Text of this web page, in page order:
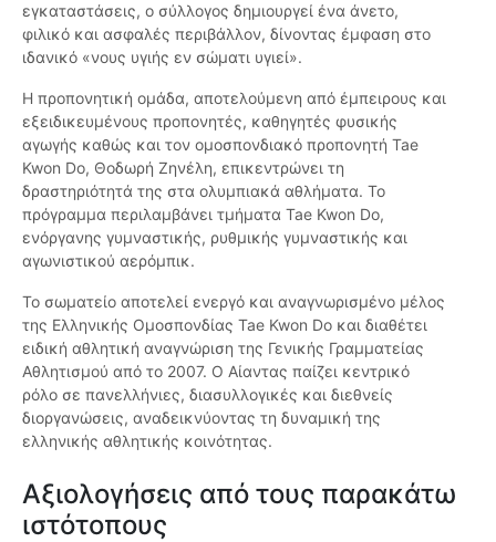
εγκαταστάσεις, ο σύλλογος δημιουργεί ένα άνετο,
φιλικό και ασφαλές περιβάλλον, δίνοντας έμφαση στο
ιδανικό «νους υγιής εν σώματι υγιεί».
Η προπονητική ομάδα, αποτελούμενη από έμπειρους και
εξειδικευμένους προπονητές, καθηγητές φυσικής
αγωγής καθώς και τον ομοσπονδιακό προπονητή Tae
Kwon Do, Θοδωρή Ζηνέλη, επικεντρώνει τη
δραστηριότητά της στα ολυμπιακά αθλήματα. Το
πρόγραμμα περιλαμβάνει τμήματα Tae Kwon Do,
ενόργανης γυμναστικής, ρυθμικής γυμναστικής και
αγωνιστικού αερόμπικ.
Το σωματείο αποτελεί ενεργό και αναγνωρισμένο μέλος
της Ελληνικής Ομοσπονδίας Tae Kwon Do και διαθέτει
ειδική αθλητική αναγνώριση της Γενικής Γραμματείας
Αθλητισμού από το 2007. Ο Αίαντας παίζει κεντρικό
ρόλο σε πανελλήνιες, διασυλλογικές και διεθνείς
διοργανώσεις, αναδεικνύοντας τη δυναμική της
ελληνικής αθλητικής κοινότητας.
Αξιολογήσεις από τους παρακάτω
ιστότοπους